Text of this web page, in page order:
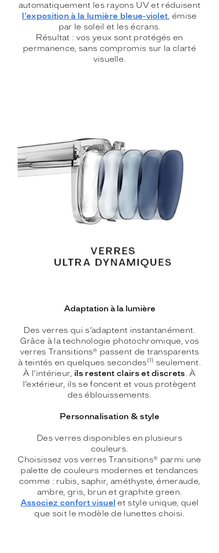
automatiquement les rayons UV et réduisent
l’exposition à la lumière bleue-violet, émise
par le soleil et les écrans.
Résultat : vos yeux sont protégés en
permanence, sans compromis sur la clarté
visuelle.
Adaptation à la lumière
Des verres qui s’adaptent instantanément.
Grâce à la technologie photochromique, vos
verres Transitions® passent de transparents
à teintés en quelques secondes (1) seulement.
À l’intérieur, ils restent clairs et discrets.À
l’extérieur, ils se foncent et vous protègent
des éblouissements.
Personnalisation & style
Des verres disponibles en plusieurs
couleurs.
Choisissez vos verres Transitions® parmi une
palette de couleurs modernes et tendances
comme : rubis, saphir, améthyste, émeraude,
ambre, gris, brun et graphite green.
Associez confort visuel et style unique, quel
que soit le modèle de lunettes choisi.